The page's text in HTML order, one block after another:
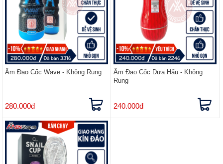
Âm Đạo Cốc Wave - Không Rung
280.000đ
Âm Đạo Cốc Dưa Hấu - Không
Rung
240.000đ